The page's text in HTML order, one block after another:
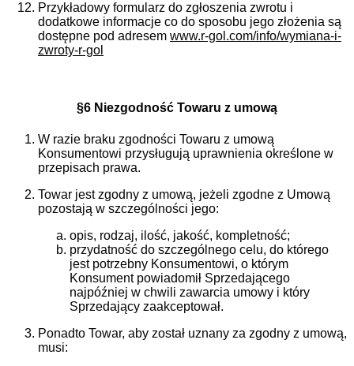
Przykładowy formularz do zgłoszenia zwrotu i
dodatkowe informacje co do sposobu jego złożenia są
dostępne pod adresem www.r-gol.com/info/wymiana-i-
zwroty-r-gol
§6 Niezgodność Towaru z umową
W razie braku zgodności Towaru z umową
Konsumentowi przysługują uprawnienia określone w
przepisach prawa.
Towar jest zgodny z umową, jeżeli zgodne z Umową
pozostają w szczególności jego:
opis, rodzaj, ilość, jakość, kompletność;
przydatność do szczególnego celu, do którego
jest potrzebny Konsumentowi, o którym
Konsument powiadomił Sprzedającego
najpóźniej w chwili zawarcia umowy i który
Sprzedający zaakceptował.
Ponadto Towar, aby został uznany za zgodny z umową,
musi: